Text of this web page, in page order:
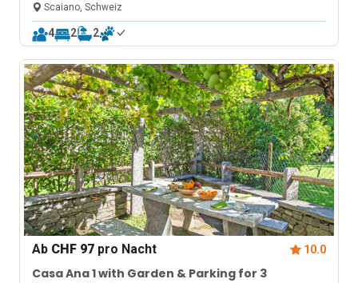
Scaiano, Schweiz
4 2 2
Ab CHF 97 pro Nacht 10.0
Casa Ana 1 with Garden & Parking for 3